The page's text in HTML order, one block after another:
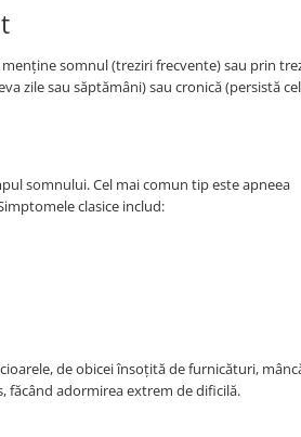
somnul (treziri frecvente) sau prin
zile sau săptămâni) sau cronică (persistă
somnului. Cel mai comun tip este apneea
clasice includ:
de obicei însoțită de furnicături,
făcând adormirea extrem de dificilă.